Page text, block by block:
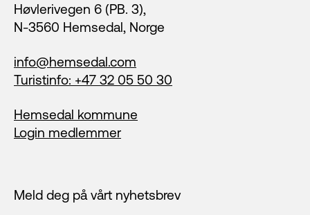
Høvlerivegen 6 (PB. 3),
N-3560 Hemsedal, Norge
info@hemsedal.com
Turistinfo: +47 32 05 50 30
Hemsedal kommune
Login medlemmer
Meld deg på vårt nyhetsbrev